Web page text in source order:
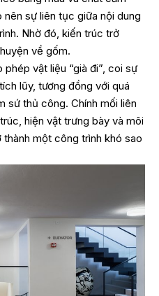
sự liên tục giữa nội dung
Nhờ đó, kiến trúc trở
về gốm.
vật liệu “già đi”, coi sự
lũy, tương đồng với quá
sứ thủ công. Chính mối liên
hiện vật trưng bày và môi
một công trình khó sao